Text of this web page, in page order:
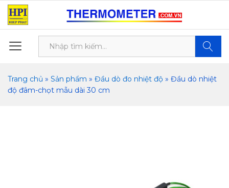
Trang chủ » Sản phẩm » Đầu dò đo nhiệt độ » Đầu dò nhiệt
độ đâm-chọt mẫu dài 30 cm